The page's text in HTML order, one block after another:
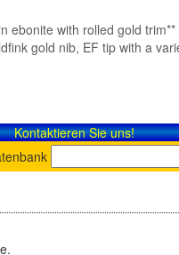
ebonite with rolled gold
gold nib, EF tip with a
Kontaktieren Sie uns!